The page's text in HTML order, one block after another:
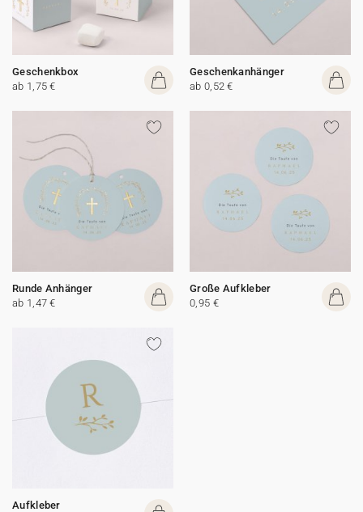
Geschenkbox
ab 1,75 €
Geschenkanhänger
ab 0,52 €
Runde Anhänger
ab 1,47 €
Große Aufkleber
0,95 €
Aufkleber